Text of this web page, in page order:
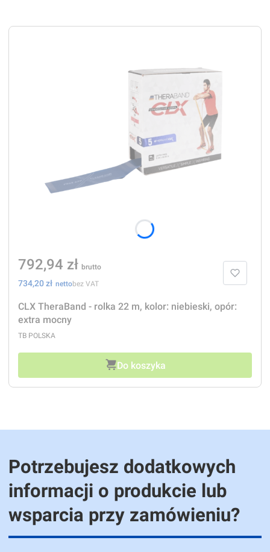
CLX TheraBand - rolka 22 m, kolor: niebieski, opór:
extra mocny
PRODUCENT
TB POLSKA
Cena
792,94 zł
Cena
734,20 zł bez VAT
Do koszyka
Potrzebujesz dodatkowych
informacji o produkcie lub
wsparcia przy zamówieniu?